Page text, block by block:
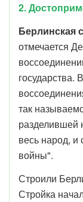
2.
Берлинская
отмечается
государства.
так
разделившей
весь народ,
войны".
Строили
Стройка